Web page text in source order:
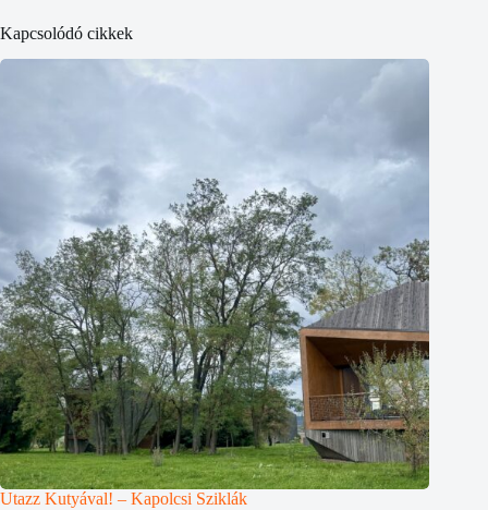
Kapcsolódó cikkek
Utazz Kutyával! – Kapolcsi Sziklák